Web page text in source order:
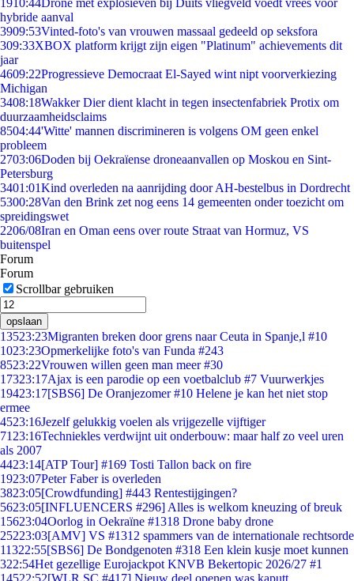
1910:44Drone met explosieven bij Duits vliegveld voedt vrees voor
hybride aanval
3909:53Vinted-foto's van vrouwen massaal gedeeld op seksfora
309:33XBOX platform krijgt zijn eigen "Platinum" achievements dit
jaar
4609:22Progressieve Democraat El-Sayed wint nipt voorverkiezing
Michigan
3408:18Wakker Dier dient klacht in tegen insectenfabriek Protix om
duurzaamheidsclaims
8504:44'Witte' mannen discrimineren is volgens OM geen enkel
probleem
2703:06Doden bij Oekraïense droneaanvallen op Moskou en Sint-
Petersburg
3401:01Kind overleden na aanrijding door AH-bestelbus in Dordrecht
5300:28Van den Brink zet nog eens 14 gemeenten onder toezicht om
spreidingswet
2206/08Iran en Oman eens over route Straat van Hormuz, VS
buitenspel
Forum
Forum
Scrollbar gebruiken
opslaan
13523:23Migranten breken door grens naar Ceuta in Spanje,l #10
1023:23Opmerkelijke foto's van Funda #243
8523:22Vrouwen willen geen man meer #30
17323:17Ajax is een parodie op een voetbalclub #7 Vuurwerkjes
19423:17[SBS6] De Oranjezomer #10 Helene je kan het niet stop
ermee
4523:16Jezelf gelukkig voelen als vrijgezelle vijftiger
71 23:16Techniekles verdwijnt uit onderbouw: maar half zo veel uren
als 2007
4423:14[ATP Tour] #169 Tosti Tallon back on fire
1923:07Peter Faber is overleden
3823:05[Crowdfunding] #443 Rentestijgingen?
5623:05[INFLUENCERS #296] Alles is welkom kneuzing of breuk
15623:04Oorlog in Oekraïne #1318 Drone baby drone
25223:03[AMV] VS #1312 spammers van de internationale rechtsorde
11322:55[SBS6] De Bondgenoten #318 Een klein kusje moet kunnen
322:54Het gezellige Eurojackpot KNVB Bekertopic 2026/27 #1
14522:52[WLR SC #417] Nieuw deel openen was kaputt